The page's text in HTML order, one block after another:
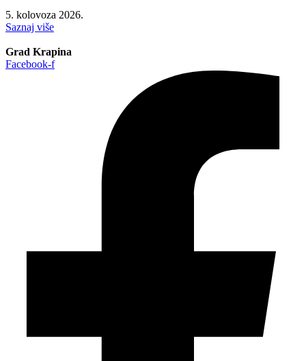
5. kolovoza 2026.
Saznaj više
Grad Krapina
Facebook-f